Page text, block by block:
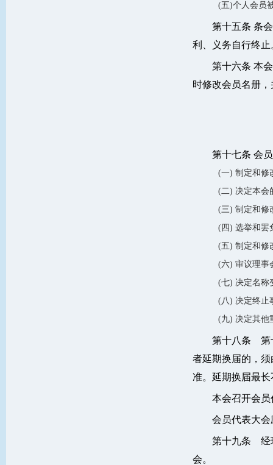
(五)个人会员
第十五条 条
利、义务自行终止
第十六条 本
时修改会员名册
第十七条 会
(一) 制定和修
(二) 决定本会
(三) 制定和修
(四) 选举和罢
(五) 制定和修
(六) 审议理事
(七) 决定名称
(八) 决定终止
(九) 决定其他
第十八条 第
者延期换届的，
准。延期换届最长
本会召开会
会员代表大
第十九条 经
会。